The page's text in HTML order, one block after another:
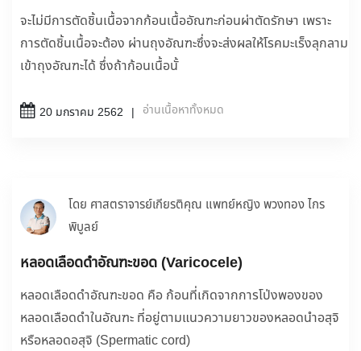
จะไม่มีการตัดชิ้นเนื้อจากก้อนเนื้ออัณฑะก่อนผ่าตัดรักษา เพราะ
การตัดชิ้นเนื้อจะต้อง ผ่านถุงอัณฑะซึ่งจะส่งผลให้โรคมะเร็งลุกลาม
เข้าถุงอัณฑะได้ ซึ่งถ้าก้อนเนื้อนั้
20 มกราคม 2562 อ่านเนื้อหาทั้งหมด
โดย ศาสตราจารย์เกียรติคุณ แพทย์หญิง พวงทอง ไกร
พิบูลย์
หลอดเลือดดำอัณฑะขอด (Varicocele)
หลอดเลือดดำอัณฑะขอด คือ ก้อนที่เกิดจากการโป่งพองของ
หลอดเลือดดำในอัณฑะ ที่อยู่ตามแนวความยาวของหลอดนำอสุจิ
หรือหลอดอสุจิ (Spermatic cord)